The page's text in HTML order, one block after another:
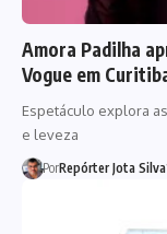
Amora Padilha
Vogue em
Espetáculo explora
e leveza
PorRepórter Jota Silva